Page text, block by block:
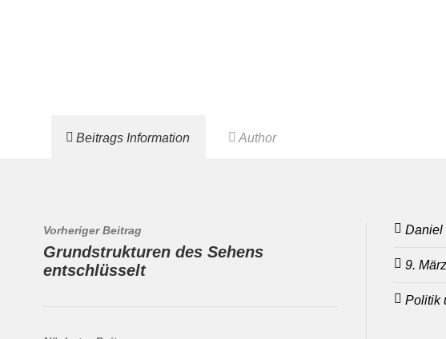
Beitrags Information Author
Daniel
9.
Politik
Vorheriger Beitrag
Grundstrukturen des Sehens
entschlüsselt